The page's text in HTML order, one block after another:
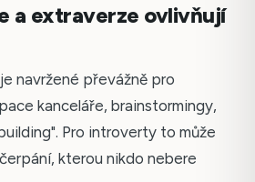
a extraverze ovlivňují
navržené převážně pro
kanceláře, brainstormingy,
Pro introverty to může
kterou nikdo nebere